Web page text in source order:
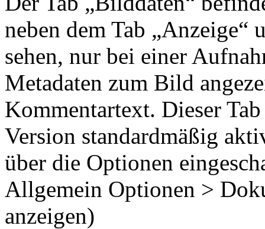
neben dem Tab
sehen, nur bei einer
Metadaten zum Bild
Kommentartext. Dieser
Version standardmäßig
über die Optionen
Allgemein Optionen >
anzeigen)